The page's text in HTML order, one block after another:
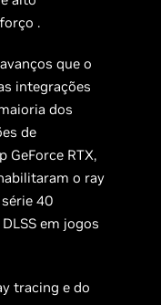
.
que o
integrações
dos
de
GeForce RTX,
o ray
40
em jogos
tracing e do